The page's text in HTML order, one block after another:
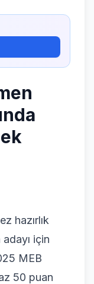
hazırlık
için
MEB
50 puan